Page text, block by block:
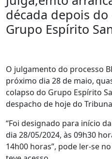
década depois
Grupo Espírito
O julgamento do processo
próximo dia 28 de maio,
colapso do Grupo Espírito
despacho de hoje do
“Foi designado para início
dia 28/05/2024, às 09h30
14h00 horas”, pode ler-se